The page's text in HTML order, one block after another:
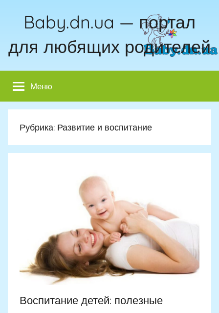
Baby.dn.ua — портал
для любящих родителей
Меню
Рубрика: Развитие и воспитание
Воспитание детей: полезные